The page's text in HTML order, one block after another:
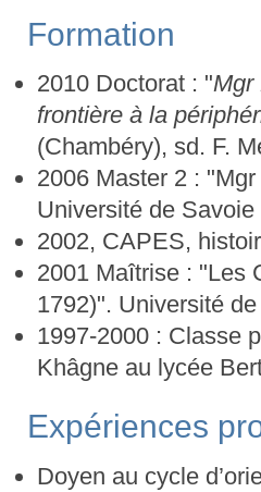
Formation
2010 Doctorat : "Mgr
frontière à la
(Chambéry), sd. F.
2006 Master 2 :
Université de
2002, CAPES,
2001 Maîtrise : "Les
1792)". Université
1997-2000 : Classe
Khâgne au lycée
Expériences
Doyen au cycle